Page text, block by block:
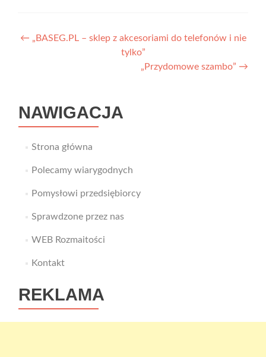
Nawigacja
← „BASEG.PL – sklep z akcesoriami do telefonów i nie
tylko”
„Przydomowe szambo” →
NAWIGACJA
Strona główna
Polecamy wiarygodnych
Pomysłowi przedsiębiorcy
Sprawdzone przez nas
WEB Rozmaitości
Kontakt
REKLAMA